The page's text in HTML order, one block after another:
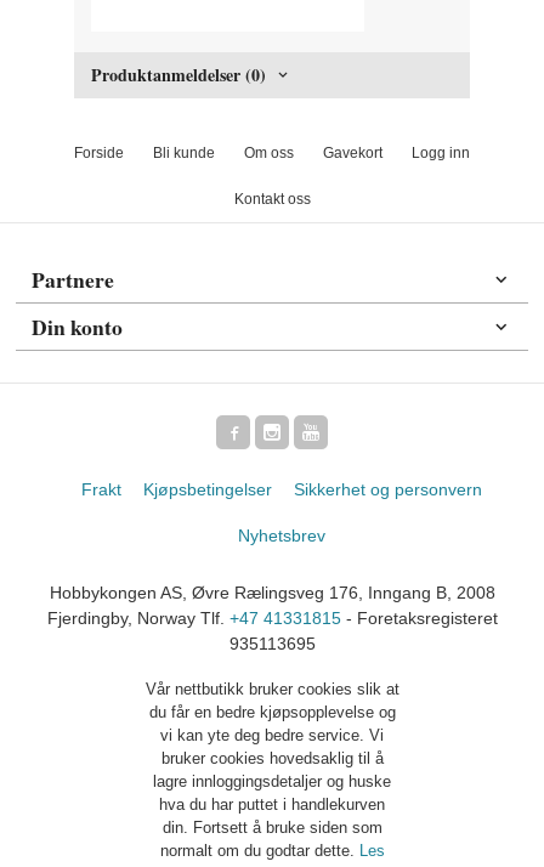
Produktanmeldelser (0)
Forside Bli kunde Om oss Gavekort Logg inn
Kontakt oss
Partnere
Din konto
Frakt Kjøpsbetingelser Sikkerhet og personvern
Nyhetsbrev
Hobbykongen AS, Øvre Rælingsveg 176, Inngang B, 2008
Fjerdingby, Norway Tlf. +47 41331815- Foretaksregisteret
935113695
Vår nettbutikk bruker cookies slik at
du får en bedre kjøpsopplevelse og
vi kan yte deg bedre service. Vi
bruker cookies hovedsaklig til å
lagre innloggingsdetaljer og huske
hva du har puttet i handlekurven
din. Fortsett å bruke siden som
normalt om du godtar dette. Les